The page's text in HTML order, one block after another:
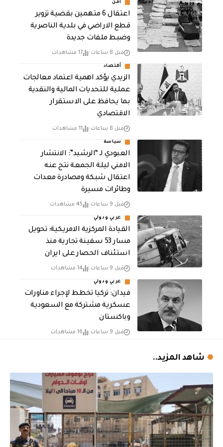
أمن
اعتقال 6 متهمين بقضية تزوير
قطع الاراضي في بلدية الناصرية
وضبط ملفات جديدة
قبل 8 ساعات 17 مشاهدات
أقتصاد
الزيدي يؤكد اهمية اعتماد معالجات
عملية للتحديات المالية والنقدية
بما يحافظ على الاستقرار
الاقتصادي
قبل 8 ساعات 11 مشاهدات
سياسة
العبودي لـ “الرشيد”: الانتشار
الامني ليلة الجمعة نتج عنه
اعتقال شبكة ومصادرة معدات
وطائرات مسيرة
قبل 9 ساعات 45 مشاهدات
عربي ودولي
القيادة المركزية الامريكية: تحويل
مسار 53 سفينة تجارية منذ
استئناف الحصار على ايران
قبل 9 ساعات 14 مشاهدات
عربي ودولي
فيدان: تركيا تخطط لإجراء مناورات
عسكرية مشتركة مع السعودية
وباكستان
قبل 9 ساعات 16 مشاهدات
شاهد المزيد..